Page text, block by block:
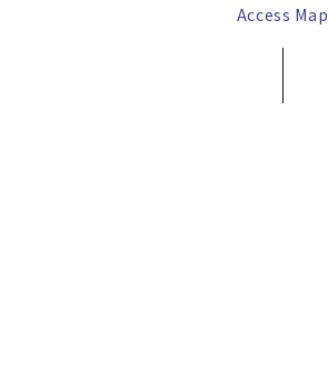
Access Map